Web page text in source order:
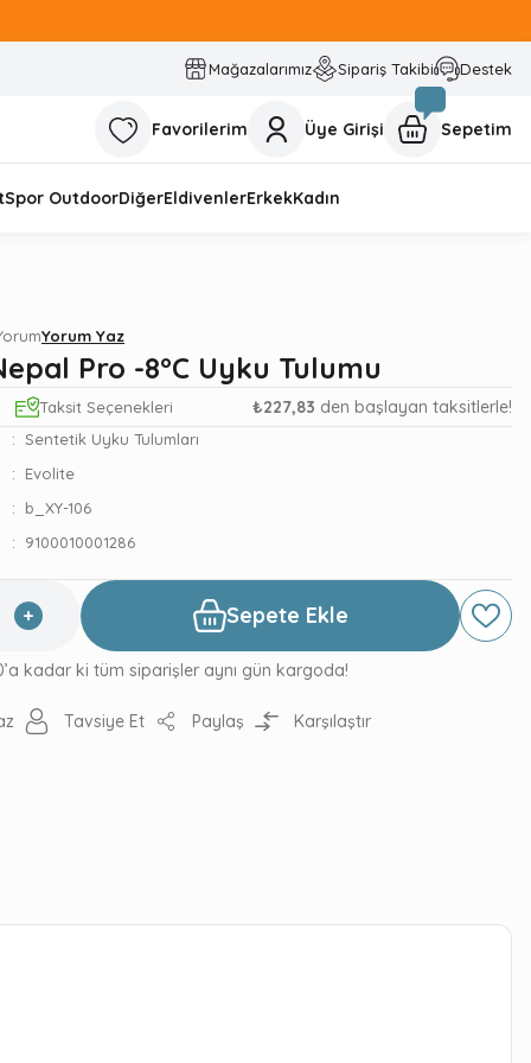
Mağazalarımız Sipariş Takibi Destek
Favorilerim Üye Girişi Sepetim
Spor OutdoorDiğerEldivenlerErkekKadın
Yorum Yaz
Pro -8°C Uyku Tulumu
Taksit Seçenekleri ₺227,83 den başlayan taksitlerle!
Sentetik Uyku Tulumları
Evolite
b_XY-106
9100010001286
Sepete Ekle
kadar ki tüm siparişler aynı gün kargoda!
Tavsiye Et Paylaş Karşılaştır